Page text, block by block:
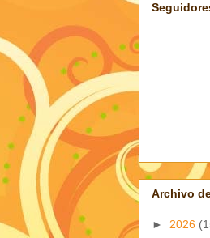
Archivo
► 2026